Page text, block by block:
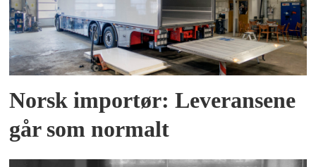
Norsk importør: Leveransene
går som normalt